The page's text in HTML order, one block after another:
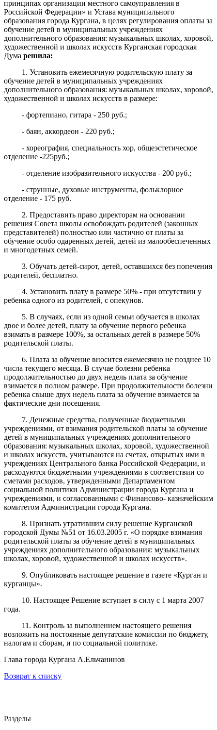
принципах организации местного самоуправления в
Российской Федерации» и Устава муниципального
образования города Кургана, в целях регулирования оплаты за
обучение детей в муниципальных учреждениях
дополнительного образования: музыкальных школах, хоровой,
художественной и школах искусств Курганская городская
Дума решила:
1. Установить ежемесячную родительскую плату за
обучение детей в муниципальных учреждениях
дополнительного образования: музыкальных школах, хоровой,
художественной и школах искусств в размере:
- фортепиано, гитара - 250 руб.;
- баян, аккордеон - 220 руб.;
- хореография, специальность хор, общеэстетическое
отделение -225руб.;
- отделение изобразительного искусства - 200 руб.;
- струнные, духовые инструменты, фольклорное
отделение - 175 руб.
2. Предоставить право директорам на основании
решения Совета школы освобождать родителей (законных
представителей) полностью или частично от платы за
обучение особо одаренных детей, детей из малообеспеченных
и многодетных семей.
3. Обучать детей-сирот, детей, оставшихся без попечения
родителей, бесплатно.
4. Установить плату в размере 50% - при отсутствии у
ребенка одного из родителей, с опекунов.
5. В случаях, если из одной семьи обучается в школах
двое и более детей, плату за обучение первого ребенка
взимать в размере 100%, за остальных детей в размере 50%
родительской платы.
6. Плата за обучение вносится ежемесячно не позднее 10
числа текущего месяца. В случае болезни ребенка
продолжительностью до двух недель плата за обучение
взимается в полном размере. При продолжительности болезни
ребенка свыше двух недель плата за обучение взимается за
фактические дни посещения.
7. Денежные средства, полученные бюджетными
учреждениями, от взимания родительской платы за обучение
детей в муниципальных учреждениях дополнительного
образования: музыкальных школах, хоровой, художественной
и школах искусств, учитываются на счетах, открытых ими в
учреждениях Центрального банка Российской Федерации, и
расходуются бюджетными учреждениями в соответствии со
сметами расходов, утвержденными Департаментом
социальной политики Администрации города Кургана и
учреждениями, и согласованными с Финансово- казначейским
комитетом Администрации города Кургана.
8. Признать утратившим силу решение Курганской
городской Думы №51 от 16.03.2005 г. «О порядке взимания
родительской платы за обучение детей в муниципальных
учреждениях дополнительного образования: музыкальных
школах, хоровой, художественной и школах искусств».
9. Опубликовать настоящее решение в газете «Курган и
курганцы».
10. Настоящее Решение вступает в силу с 1 марта 2007
года.
11. Контроль за выполнением настоящего решения
возложить на постоянные депутатские комиссии по бюджету,
налогам и сборам, и по социальной политике.
Глава города Кургана А.Ельчанинов
Возврат к списку
Разделы